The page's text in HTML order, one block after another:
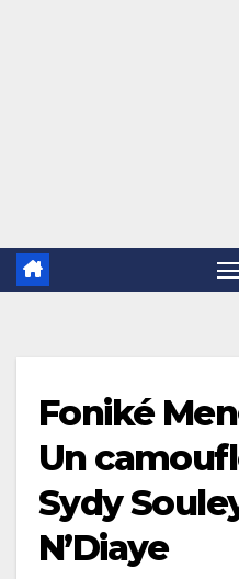
Foniké
Un
Sydy
N’Diaye